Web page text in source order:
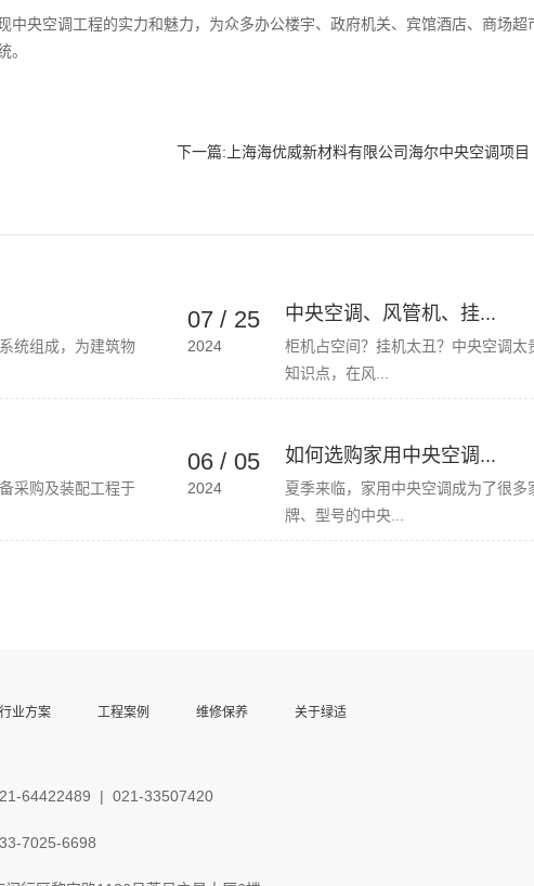
央空调工程的实力和魅力，为众多办公楼宇、政府机关、宾馆酒店、商场
。
下一篇: 上海海优威新材料有限公司海尔中央空调项目
统组成，为建筑物
07 / 25
2024
中央空调、风管机、挂...
柜机占空间？挂机太丑？中央空调
知识点，在风...
采购及装配工程于
06 / 05
2024
如何选购家用中央空调...
夏季来临，家用中央空调成为了很
牌、型号的中央...
64422489 | 021-33507420
7025-6698